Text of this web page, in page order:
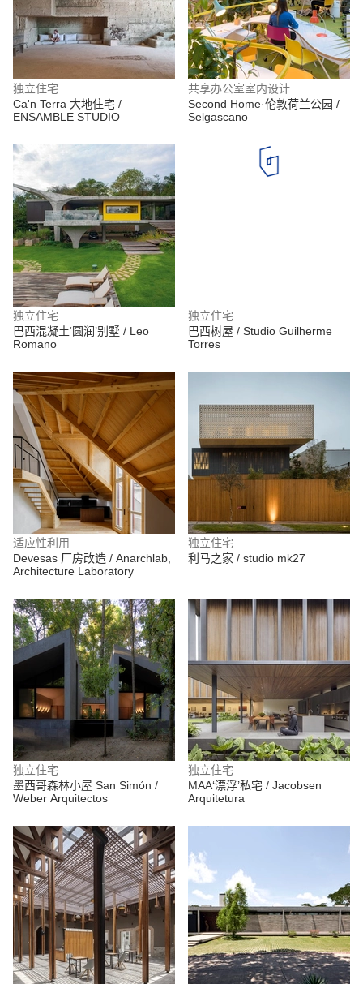
独立住宅
Ca'n Terra 大地住宅 /
ENSAMBLE STUDIO
共享办公室室内设计
Second Home·伦敦荷兰公园 /
Selgascano
独立住宅
巴西混凝土‘圆润’别墅 / Leo
Romano
独立住宅
巴西树屋 / Studio Guilherme
Torres
适应性利用
Devesas 厂房改造 / Anarchlab,
Architecture Laboratory
独立住宅
利马之家 / studio mk27
独立住宅
墨西哥森林小屋 San Simón /
Weber Arquitectos
独立住宅
MAA‘漂浮’私宅 / Jacobsen
Arquitetura